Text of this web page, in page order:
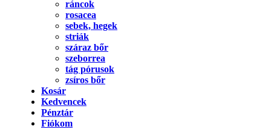
ráncok
rosacea
sebek, hegek
striák
száraz bőr
szeborrea
tág pórusok
zsíros bőr
Kosár
Kedvencek
Pénztár
Fiókom